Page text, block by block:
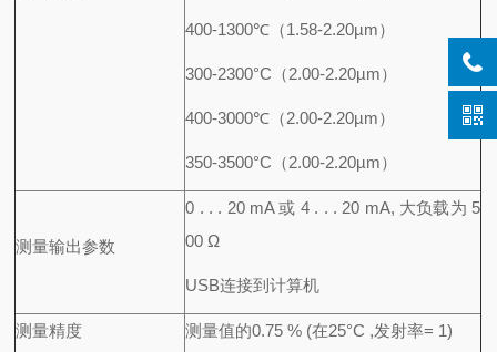
400-1300℃（1.58-2.20µm）
300-2300°C（2.00-2.20µm）
400-3000℃（2.00-2.20µm）
350-3500°C（2.00-2.20µm）
测量输出参数
0 . . . 20 mA 或 4 . . . 20 mA, 大负载为 5
00 Ω
USB连接到计算机
测量精度 测量值的0.75 % (在25°C ,发射率= 1)